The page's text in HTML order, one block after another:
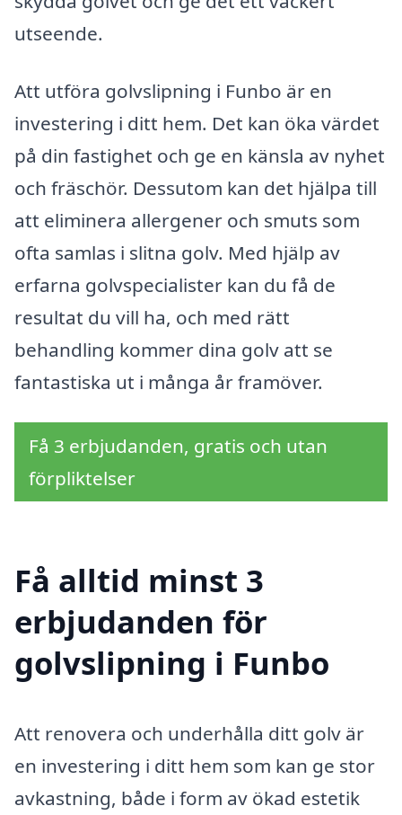
utseende.
Att utföra golvslipning i Funbo är en
investering i ditt hem. Det kan öka värdet
på din fastighet och ge en känsla av nyhet
och fräschör. Dessutom kan det hjälpa till
att eliminera allergener och smuts som
ofta samlas i slitna golv. Med hjälp av
erfarna golvspecialister kan du få de
resultat du vill ha, och med rätt
behandling kommer dina golv att se
fantastiska ut i många år framöver.
Få 3 erbjudanden, gratis och utan
förpliktelser
Få alltid minst 3
erbjudanden för
golvslipning i Funbo
Att renovera och underhålla ditt golv är
en investering i ditt hem som kan ge stor
avkastning, både i form av ökad estetik